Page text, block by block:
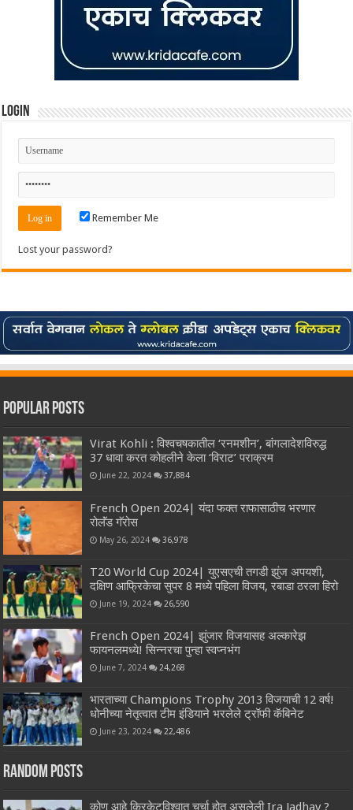
Login
Remember Me
Lost your password?
Popular Posts
Virat Kohli : विश्वचषकातील ‘रनमशीन’, बांगलादेशविरुद्ध
37 धावा करत कोहलीने केला ‘विराट’ पराक्रम
June 22, 2024 37,884
French Open 2024| यंदा फक्त राफासाठीच भरणार
रोलॅंड गॅरोस
May 26, 2024 36,978
T20 World Cup 2024| युएसएची तगडी झुंज अपयशी,
दक्षिण आफ्रिकेचा सुपर 8 मध्ये पहिला विजय, रबाडा ठरला हिरो
June 19, 2024 26,590
French Open 2024| झुंजार विजयासह अल्कारेझ
फायनलमध्ये! सिन्नरचा पुन्हा स्वप्नभंग
June 7, 2024 24,268
भारताच्या Champions Trophy 2013 विजयाची 12 वर्ष!
धोनीच्या नेतृत्वात टीम इंडियाने भरलेले ट्रॉफी कॅबिनेट
June 23, 2024 22,486
Random Posts
कोण आहे क्रिकेटविश्वात चर्चा होत असलेली Ira Jadhav ?